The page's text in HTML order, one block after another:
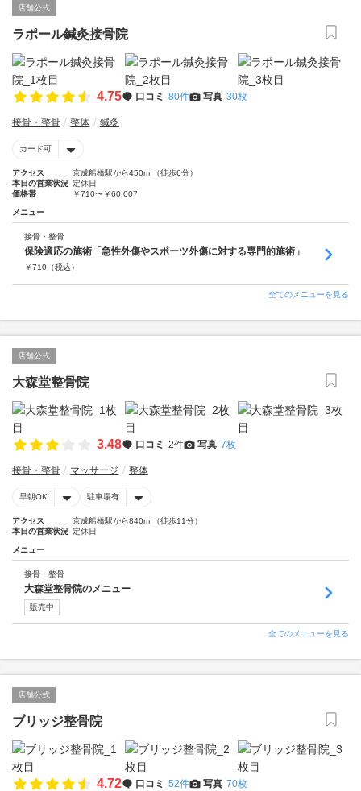
店舗公式
ラポール鍼灸接骨院
4.75 口コミ 80件 写真 30枚
接骨・整骨 整体 鍼灸
カード可
アクセス
京成船橋駅から450m （徒歩6分）
本日の営業状況 定休日
価格帯
￥710〜￥60,007
メニュー
接骨・整骨
保険適応の施術「急性外傷やスポーツ外傷に対する専門的施術」
￥710 （税込）
全てのメニューを見る
店舗公式
大森堂整骨院
3.48 口コミ 2件 写真 7枚
接骨・整骨 マッサージ 整体
早朝OK 駐車場有
アクセス
京成船橋駅から840m （徒歩11分）
本日の営業状況 定休日
メニュー
接骨・整骨
大森堂整骨院のメニュー
販売中
全てのメニューを見る
店舗公式
ブリッジ整骨院
4.72 口コミ 52件 写真 70枚